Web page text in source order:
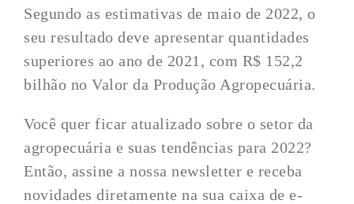
Segundo as estimativas de maio de 2022, o
seu resultado deve apresentar quantidades
superiores ao ano de 2021, com R$ 152,2
bilhão no Valor da Produção Agropecuária.
Você quer ficar atualizado sobre o setor da
agropecuária e suas tendências para 2022?
Então, assine a nossa newsletter e receba
novidades diretamente na sua caixa de e-